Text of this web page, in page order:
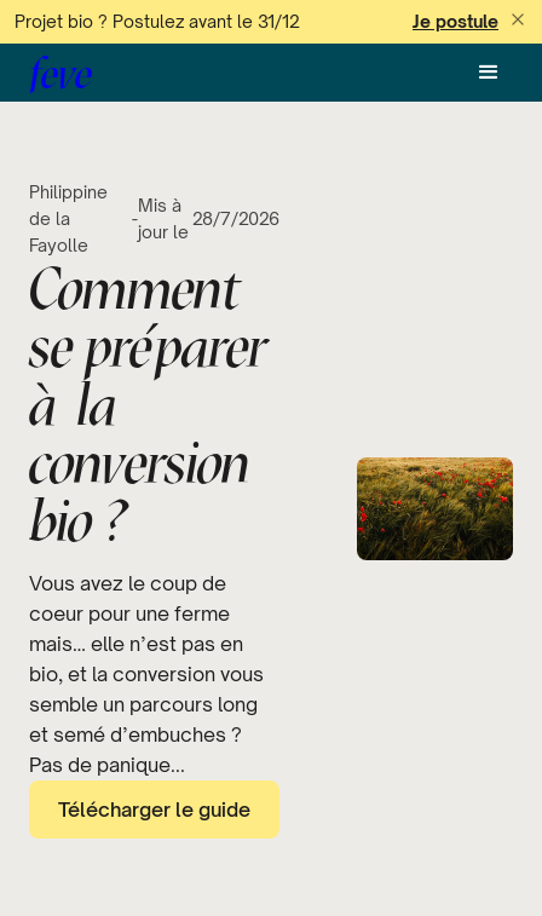
Projet bio ? Postulez avant le 31/12 Je postule
feve
Philippine
de la
Fayolle
-
Mis à
jour le
28/7/2026
Comment
se préparer
à la
conversion
bio ?
Vous avez le coup de
cœur pour une ferme
mais… elle n’est pas en
bio, et la conversion vous
semble un parcours long
et semé d’embuches ?
Pas de panique...
Télécharger le guide